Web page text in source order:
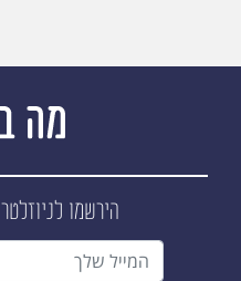
הירשמו לניוזלטר